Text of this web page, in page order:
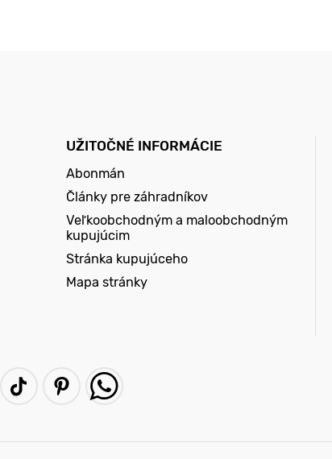
UŽITOČNÉ INFORMÁCIE
Abonmán
Články pre záhradníkov
Veľkoobchodným a maloobchodným
kupujúcim
Stránka kupujúceho
Mapa stránky